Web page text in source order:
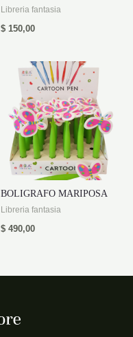
Libreria fantasia
$ 150,00
BOLIGRAFO MARIPOSA
Libreria fantasia
$ 490,00